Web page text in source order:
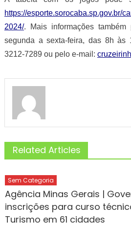
https://esporte.sorocaba.sp.gov.br/
2024/. Mais informações
segunda a sexta-feira, das 8h às
3212-7289 ou pelo e-mail:
Related Articles
Sem Categoria
Agência Minas Gerais |
inscrições para curso
Turismo em 61 cidades